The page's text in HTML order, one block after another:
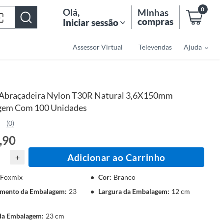
Olá,
Iniciar sessão
Minhas
compras
0
Assessor Virtual Televendas Ajuda
Nylon T30R Natural 3,6X150mm
Com 100 Unidades
(0)
+ Adicionar ao Carrinho
Foxmix Cor: Branco
da Embalagem: 23
Largura da Embalagem: 12 cm
Embalagem: 23 cm